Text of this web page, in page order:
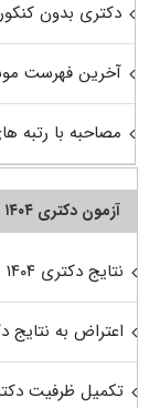
دکتری بدون
آخرین فهرست
مصاحبه با رتبه
آزمون دکتری ۱۴۰۴
نتایج دکتری ۱۴۰۴
اعتراض به نتایج
تکمیل ظرفیت دکتری